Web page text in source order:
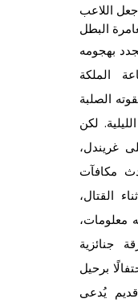
اللاعب
بهجومه
الملكة
الصلبة
لكن
غريندل،
مكافآت
القتال،
معلومات،
جنائزية
برحيل
يُدعى